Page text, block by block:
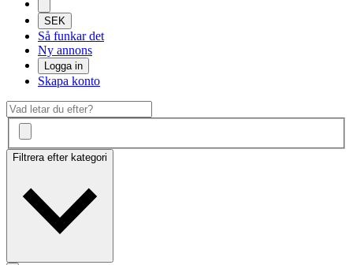
SEK
Så funkar det
Ny annons
Logga in
Skapa konto
Filtrera efter kategori